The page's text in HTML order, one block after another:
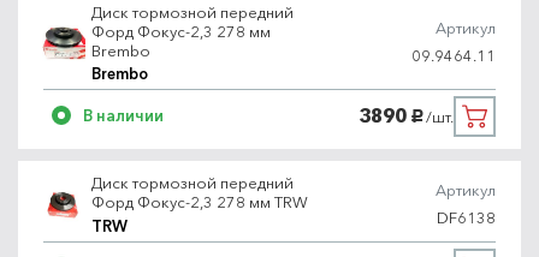
Диск тормозной передний
Форд Фокус-2,3 278 мм
Brembo
Brembo
Артикул
09.9464.11
В наличии 3890 руб./шт.
Диск тормозной передний
Форд Фокус-2,3 278 мм TRW
TRW
Артикул
DF6138